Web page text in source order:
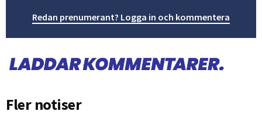
Redan prenumerant? Logga in och kommentera
Fler notiser